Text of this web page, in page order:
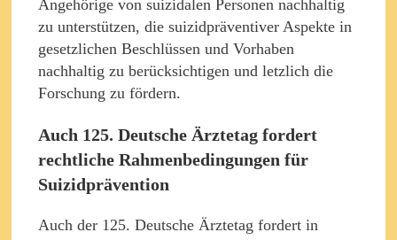
Angehörige von suizidalen Personen nachhaltig
zu unterstützen, die suizidpräventiver Aspekte in
gesetzlichen Beschlüssen und Vorhaben
nachhaltig zu berücksichtigen und letzlich die
Forschung zu fördern.
Auch 125. Deutsche Ärztetag fordert
rechtliche Rahmenbedingungen für
Suizidprävention
Auch der 125. Deutsche Ärztetag fordert in